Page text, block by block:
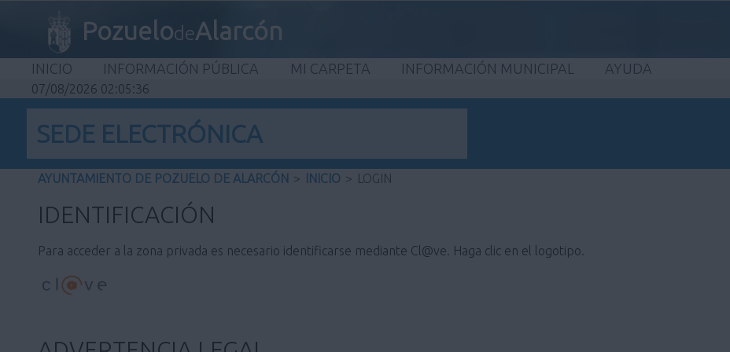
PozuelodeAlarcón
INICIO INFORMACIÓN PÚBLICA MI CARPETA INFORMACIÓN MUNICIPAL AYUDA
07/08/2026 02:05:36
SEDE ELECTRÓNICA
AYUNTAMIENTO DE POZUELO DE ALARCÓN > INICIO > LOGIN
IDENTIFICACIÓN
Para acceder a la zona privada es necesario identificarse mediante Cl@ve. Haga clic en el logotipo.